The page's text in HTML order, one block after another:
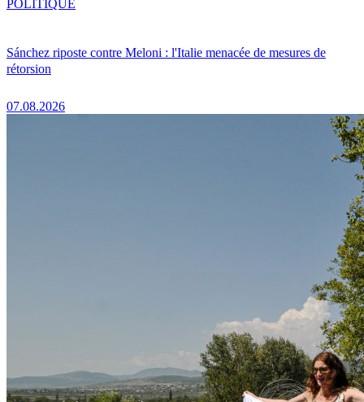
Sánchez riposte contre Meloni : l'Italie menacée de mesures de
rétorsion
07.08.2026
POLITIQUE